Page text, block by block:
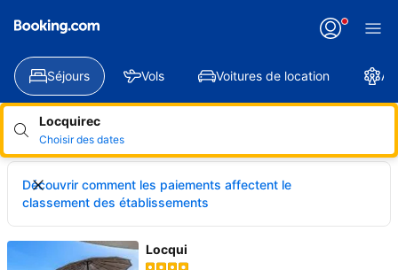
Séjours Vols Voitures de location
Locquirec
Choisir des dates
Découvrir comment les paiements affectent le
classement des établissements
Locqui